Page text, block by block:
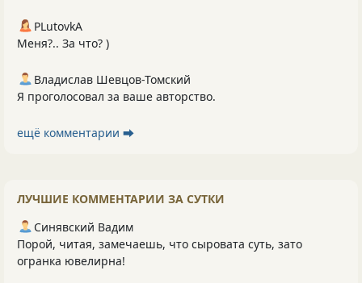
PLutоvkА
Меня?.. За что? )
Владислав Шевцов-Томский
Я проголосовал за ваше авторство.
ещё комментарии ⮕
ЛУЧШИЕ КОММЕНТАРИИ ЗА СУТКИ
Синявский Вадим
Порой, читая, замечаешь, что сыровата суть, зато
огранка ювелирна!